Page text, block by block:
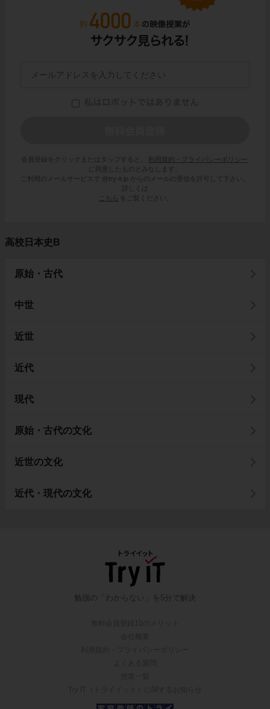
会員登録をクリックまたはタップすると、
利用規約・プライバシーポリシー
に同意したものとみなします。
ご利用のメールサービスで @try-it.jp からのメールの受信を許可して下さい。
詳しくは
こちら
をご覧ください。
高校日本史B
原始・古代
中世
近世
近代
現代
原始・古代の文化
近世の文化
近代・現代の文化
勉強の「わからない」を5分で解決